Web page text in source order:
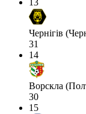
13
Чернігів
31
14
Ворскла
30
15